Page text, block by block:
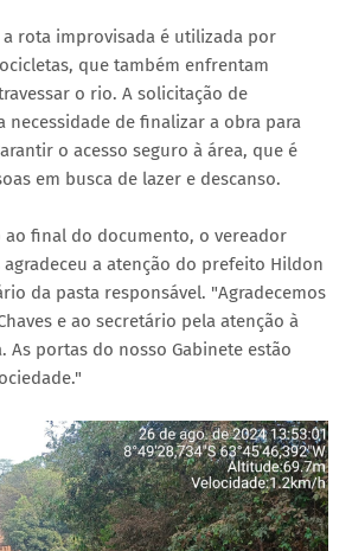
a rota improvisada é utilizada por
que também enfrentam
o rio. A solicitação de
necessidade de finalizar a obra para
o acesso seguro à área, que é
em busca de lazer e descanso.
ao final do documento, o vereador
a atenção do prefeito Hildon
da pasta responsável. "Agradecemos
e ao secretário pela atenção à
As portas do nosso Gabinete estão